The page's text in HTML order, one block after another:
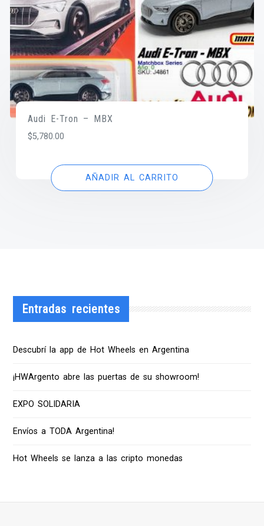
Audi E-Tron – MBX
$5,780.00
AÑADIR AL CARRITO
Entradas recientes
Descubrí la app de Hot Wheels en Argentina
¡HWArgento abre las puertas de su showroom!
EXPO SOLIDARIA
Envíos a TODA Argentina!
Hot Wheels se lanza a las cripto monedas